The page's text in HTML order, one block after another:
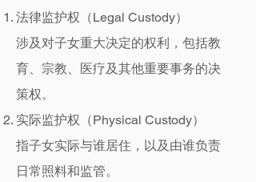
法律监护权（Legal Custody）
涉及对子女重大决定的权利，包括教
育、宗教、医疗及其他重要事务的决
策权。
实际监护权（Physical Custody）
指子女实际与谁居住，以及由谁负责
日常照料和监管。